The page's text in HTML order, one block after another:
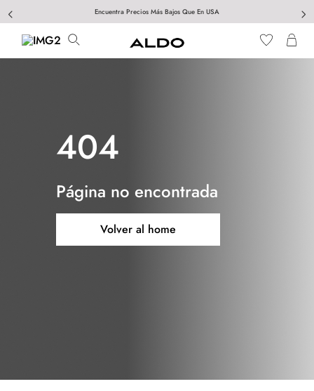
Encuentra Precios Más Bajos Que En USA
404
Página no encontrada
Volver al home